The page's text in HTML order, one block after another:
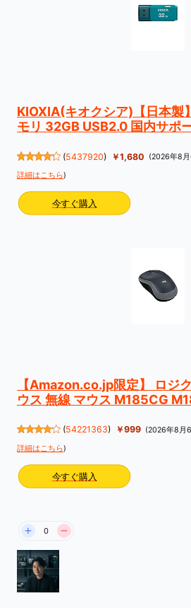
KIOXIA(キオクシア)【日本製
モリ 32GB USB2.0 国内サポ
(5437920) ￥1,680
(2026年8
詳細はこちら)
今すぐ購入
【Amazon.co.jp限定】 ロジ
ウス 無線 マウス M185CG
(54221363) ￥999 (2026年8月
詳細はこちら)
今すぐ購入
0